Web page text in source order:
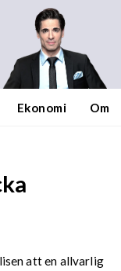
Ekonomi Om
att en allvarlig